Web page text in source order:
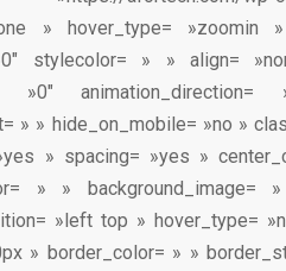
» hover_type=
stylecolor= » » align=
»0″
» » hide_on_mobile= »no »
» spacing= »yes »
» » background_image=
»left top » hover_type=
» border_color= » »